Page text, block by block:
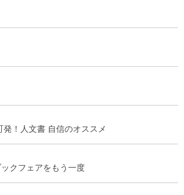
発！人文書 自信のオススメ
クフェアをもう一度